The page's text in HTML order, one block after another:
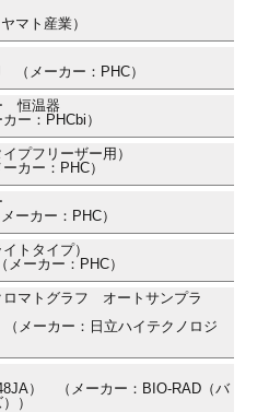
マト産業）
（メーカー：PHC）
恒温器
ー：PHCbi）
プフリーザー用）
カー：PHC）
ーカー：PHC）
トタイプ）
ーカー：PHC）
ロマトグラフ オートサンプラ
メーカー：日立ハイテクノロジ
） （メーカー：BIO-RAD（バ
）